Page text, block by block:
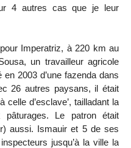
4 autres cas que je leur
Imperatriz, à 220 km au
un travailleur agricole
2003 d’une fazenda dans
26 autres paysans, il était
celle d’esclave’, tailladant la
Le patron était
aussi. Ismauir et 5 de ses
jusqu’à la ville la